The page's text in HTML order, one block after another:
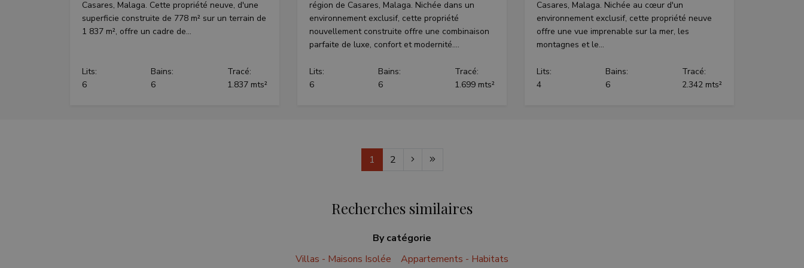
Casares, Malaga. Cette propriété neuve, d'une
superficie construite de 778 m² sur un terrain de
1 837 m², offre un cadre de...
Lits:
6
Bains:
6
Tracé:
1.837 mts²
région de Casares, Malaga. Nichée dans un
environnement exclusif, cette propriété
nouvellement construite offre une combinaison
parfaite de luxe, confort et modernité....
Lits:
6
Bains:
6
Tracé:
1.699 mts²
Casares, Malaga. Nichée au cœur d'un
environnement exclusif, cette propriété neuve
offre une vue imprenable sur la mer, les
montagnes et le...
Lits:
4
Bains:
6
Tracé:
2.342 mts²
1 2
Recherches similaires
By catégorie
Villas - Maisons Isolée
Appartements - Habitats